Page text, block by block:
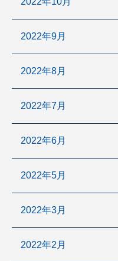
2022年9月
2022年8月
2022年7月
2022年6月
2022年5月
2022年3月
2022年2月